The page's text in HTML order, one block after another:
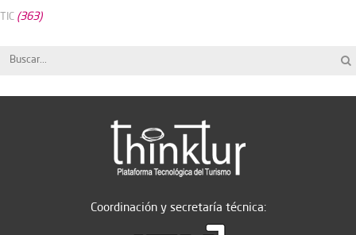
TIC (363)
Coordinación y secretaría técnica: